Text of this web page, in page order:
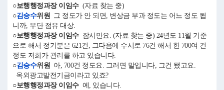
○보행행정과장 이임수(자료 찾는 중)
○김승수위원 그 정도가 안 되면, 변상금 부과 정도는 어느 정도 됩
니까, 무단 점유 대상.
○보행행정과장 이임수잠시만요. (자료 찾는 중) 24년도 11월 기준
으로 해서 정기분은 621건, 그다음에 수시로 76건 해서 한 700여 건
정도 저희가 관리를 하고 있습니다.
○김승수위원 아, 700건 정도요. 그러면 말입니다, 그건 됐고요.
옥외광고발전기금이라고 있죠?
○보행행정과장 이임수예, 있습니다.